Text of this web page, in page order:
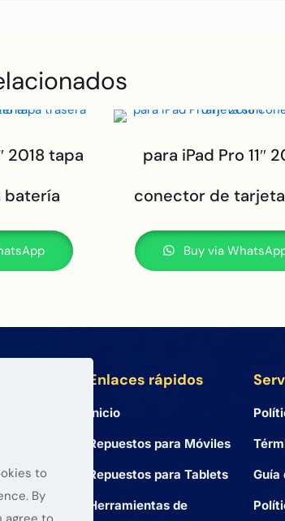
2018 tapa
batería
para iPad Pro 11″
conector de
Buy via
de
y
servicio
Enlaces rápidos
Inicio
Repuestos para Móviles
Repuestos para Tablets
Herramientas de
Guía
to
By